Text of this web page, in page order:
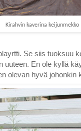
Kirahvin kaverina keijunmekko
Se siis tuoksuu
uuteen. En ole kyllä
olevan hyvä johonkin